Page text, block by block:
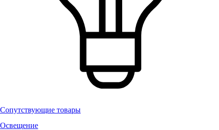
Сопутствующие товары
Освещение